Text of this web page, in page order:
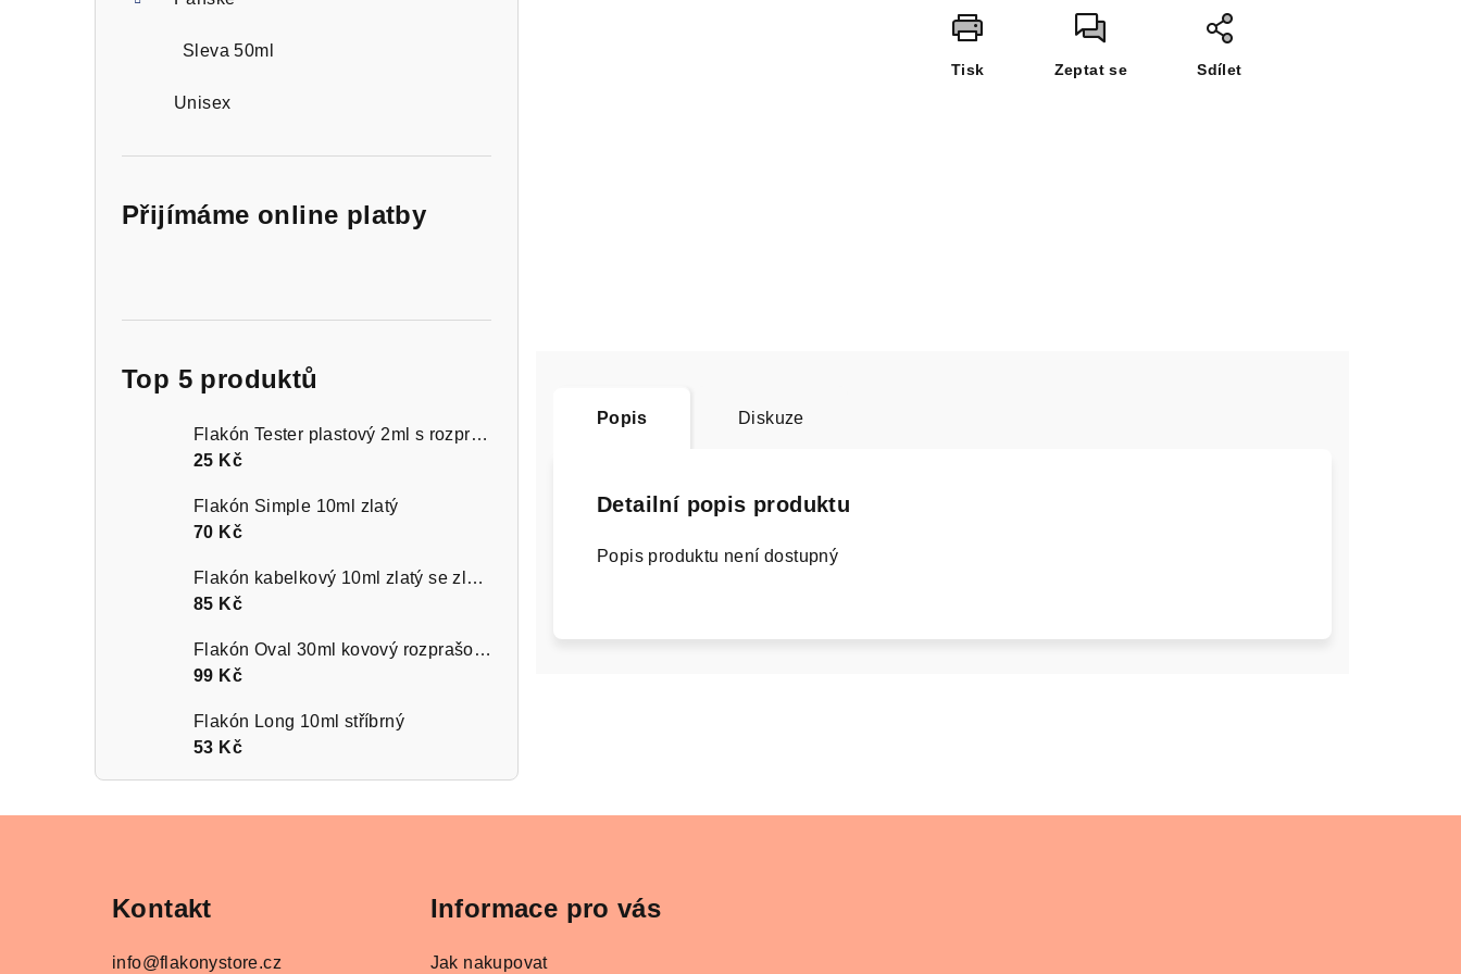
Sleva 50ml
Unisex
Přijímáme online platby
Top 5 produktů
Flakón Tester plastový 2ml s rozprašovačem černý
25 Kč
Flakón Simple 10ml zlatý
70 Kč
Flakón kabelkový 10ml zlatý se zlatým kroužkem
85 Kč
Flakón Oval 30ml kovový rozprašovač stříbrný
99 Kč
Flakón Long 10ml stříbrný
53 Kč
Tisk Zeptat se Sdílet
Popis Diskuze
Detailní popis produktu
Popis produktu není dostupný
Kontakt
info@flakonystore.cz
Informace pro vás
Jak nakupovat